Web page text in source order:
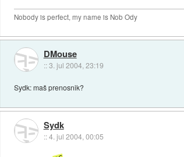
Nobody is perfect, my name is Nob Ody
DMouse
::3. jul 2004, 23:19
Sydk: maš prenosnik?
Sydk
::4. jul 2004, 00:05